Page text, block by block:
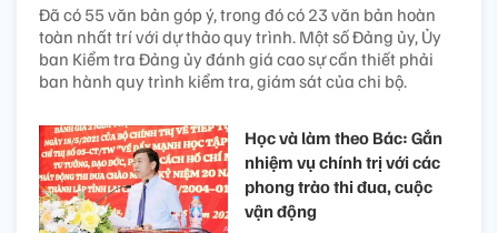
Đã có 55 văn bản góp ý, trong đó có 23 văn bản hoàn
toàn nhất trí với dự thảo quy trình. Một số Đảng ủy, Ủy
ban Kiểm tra Đảng ủy đánh giá cao sự cần thiết phải
ban hành quy trình kiểm tra, giám sát của chi bộ.
Học và làm theo Bác: Gắn
nhiệm vụ chính trị với các
phong trào thi đua, cuộc
vận động